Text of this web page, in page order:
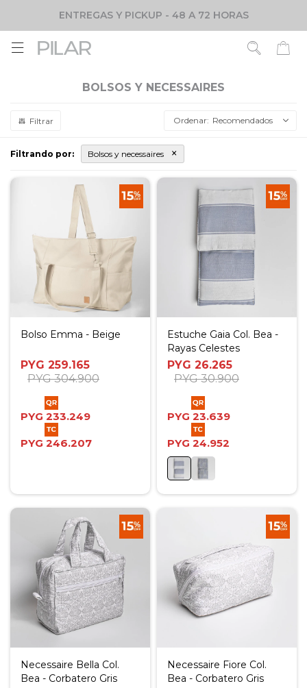
ENTREGAS Y PICKUP - 48 A 72 HORAS

BOLSOS Y NECESSAIRES
Recomendados
Filtrando por: Bolsos y necessaires
Bolso Emma - Beige
PYG 259.165
PYG 304.900
PYG 233.249
PYG 246.207
Estuche Gaia Col. Bea -
Rayas Celestes
PYG 26.265
PYG 30.900
PYG 23.639
PYG 24.952
Necessaire Bella Col.
Bea - Corbatero Gris
Necessaire Fiore Col.
Bea - Corbatero Gris